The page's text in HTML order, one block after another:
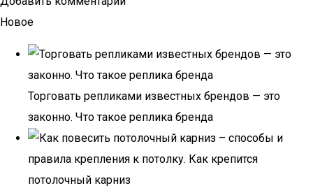
Новое
Торговать репликами известных брендов — это
законно. Что такое реплика бренда